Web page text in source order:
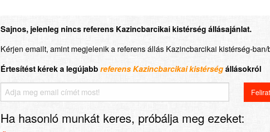
Sajnos, jelenleg nincs referens Kazincbarcikai kistérség állásajánlat.
Kérjen emailt, amint megjelenik a referens állás Kazincbarcikai kistérség-ban/
Értesítést kérek a legújabbreferens Kazincbarcikai kistérségállásokról
Ha hasonló munkát keres, próbálja meg ezeket: